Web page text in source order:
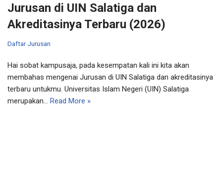
Jurusan di UIN Salatiga dan
Akreditasinya Terbaru (2026)
Daftar Jurusan
Hai sobat kampusaja, pada kesempatan kali ini kita akan
membahas mengenai Jurusan di UIN Salatiga dan akreditasinya
terbaru untukmu. Universitas Islam Negeri (UIN) Salatiga
merupakan… Read More »